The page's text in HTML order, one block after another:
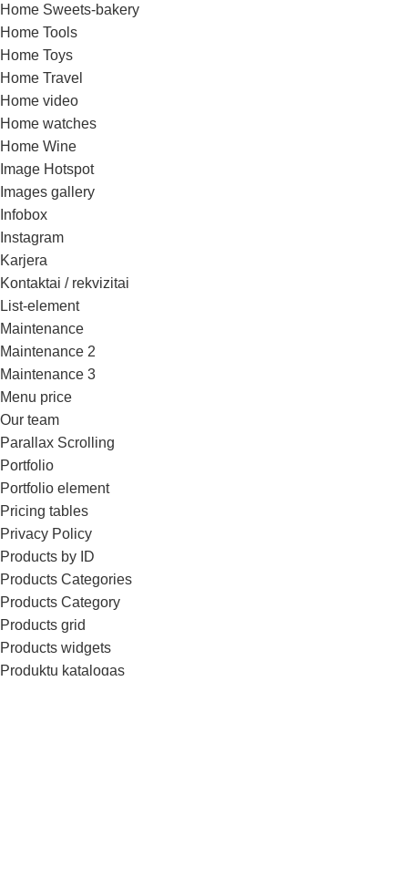
Home Sweets-bakery
Home Tools
Home Toys
Home Travel
Home video
Home watches
Home Wine
Image Hotspot
Images gallery
Infobox
Instagram
Karjera
Kontaktai / rekvizitai
List-element
Maintenance
Maintenance 2
Maintenance 3
Menu price
Our team
Parallax Scrolling
Portfolio
Portfolio element
Pricing tables
Privacy Policy
Products by ID
Products Categories
Products Category
Products grid
Products widgets
Produktų katalogas